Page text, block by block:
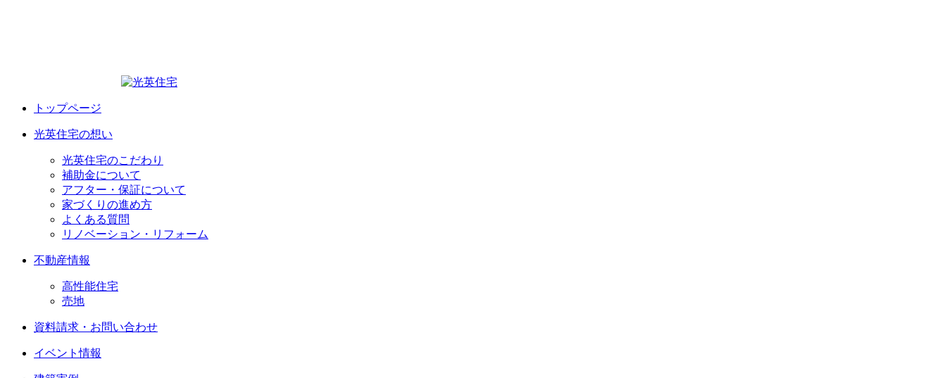
トップページ
光英住宅の想い
光英住宅のこだわり
補助金について
アフター・保証について
家づくりの進め方
よくある質問
リノベーション・リフォーム
不動産情報
高性能住宅
売地
資料請求・お問い合わせ
イベント情報